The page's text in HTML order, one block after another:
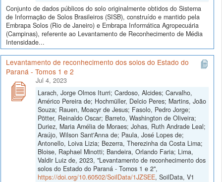
Conjunto de dados públicos do solo originalmente obtidos do Sistema
de Informação de Solos Brasileiros (SISB), construído e mantido pela
Embrapa Solos (Rio de Janeiro) e Embrapa Informática Agropecuária
(Campinas), referente ao Levantamento de Reconhecimento de Média
Intensidade...
Levantamento de reconhecimento dos solos do Estado do
Paraná - Tomos 1 e 2
Jul 4, 2023
Larach, Jorge Olmos Iturri; Cardoso, Alcides; Carvalho,
Américo Pereira de; Hochmüller, Delcio Peres; Martins, João
Souza; Rauen, Moacyr de Jesus; Fasolo, Pedro Jorge;
Pötter, Reinaldo Oscar; Barreto, Washington de Oliveira;
Duriez, Maria Amélia de Moraes; Johas, Ruth Andrade Leal;
Araújo, Wilson Sant'Anna de; Paula, José Lopes de;
Antonello, Loiva Lizia; Bezerra, Therezinha da Costa Lima;
Bloise, Raphael Minotti; Bandeira, Orlando Faria; Lima,
Valdir Luiz de, 2023, "Levantamento de reconhecimento dos
solos do Estado do Paraná - Tomos 1 e 2",
https://doi.org/10.60502/SoilData/1JZSEE, SoilData, V1